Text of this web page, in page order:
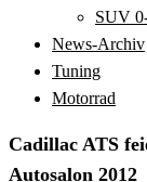
SUV
News-Archiv
Tuning
Motorrad
Cadillac ATS
Autosalon 2012